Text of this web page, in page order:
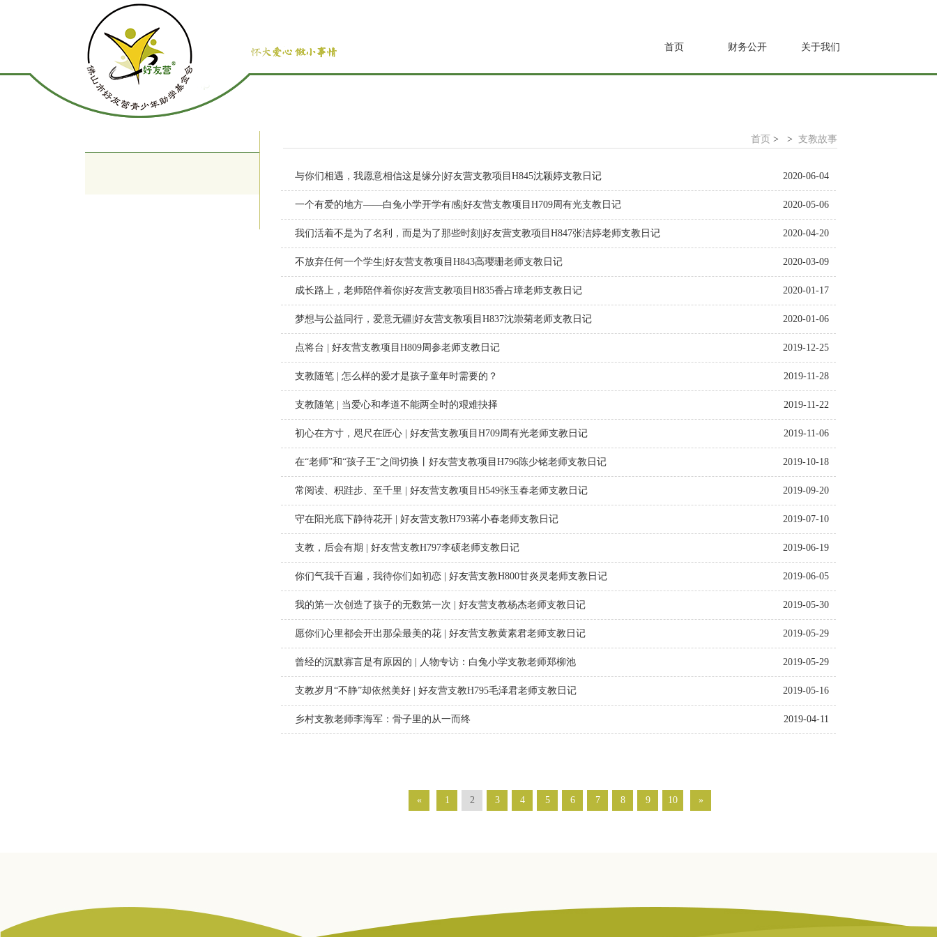
首页 财务公开 关于我们
首页 > > 支教故事
与你们相遇，我愿意相信这是缘分|好友营支教项目H845沈颖婷支教日记 2020-06-04
一个有爱的地方——白兔小学开学有感|好友营支教项目H709周有光支教日记 2020-05-06
我们活着不是为了名利，而是为了那些时刻|好友营支教项目H847张洁婷老师支教日记 2020-04-20
不放弃任何一个学生|好友营支教项目H843高璎珊老师支教日记 2020-03-09
成长路上，老师陪伴着你|好友营支教项目H835香占璋老师支教日记 2020-01-17
梦想与公益同行，爱意无疆|好友营支教项目H837​沈崇菊老师支教日记 2020-01-06
点将台 | 好友营支教项目H809周参老师支教日记 2019-12-25
支教随笔 | 怎么样的爱才是孩子童年时需要的？ 2019-11-28
支教随笔 | 当爱心和孝道不能两全时的艰难抉择 2019-11-22
初心在方寸，咫尺在匠心 | 好友营支教项目H709周有光老师支教日记 2019-11-06
在“老师”和“孩子王”之间切换丨好友营支教项目H796陈少铭老师支教日记 2019-10-18
常阅读、积跬步、至千里 | 好友营支教项目H549张玉春老师支教日记 2019-09-20
守在阳光底下静待花开 | 好友营支教H793蒋小春老师支教日记 2019-07-10
支教，后会有期 | 好友营支教H797李硕老师支教日记 2019-06-19
你们气我千百遍，我待你们如初恋 | 好友营支教H800甘炎灵老师支教日记 2019-06-05
我的第一次创造了孩子的无数第一次 | 好友营支教杨杰老师支教日记 2019-05-30
愿你们心里都会开出那朵最美的花 | 好友营支教黄素君老师支教日记 2019-05-29
曾经的沉默寡言是有原因的 | 人物专访：白兔小学支教老师郑柳池 2019-05-29
支教岁月“不静”却依然美好 | 好友营支教H795毛泽君老师支教日记 2019-05-16
乡村支教老师李海军：骨子里的从一而终 2019-04-11
« 1 2 3 4 5 6 7 8 9 10 »